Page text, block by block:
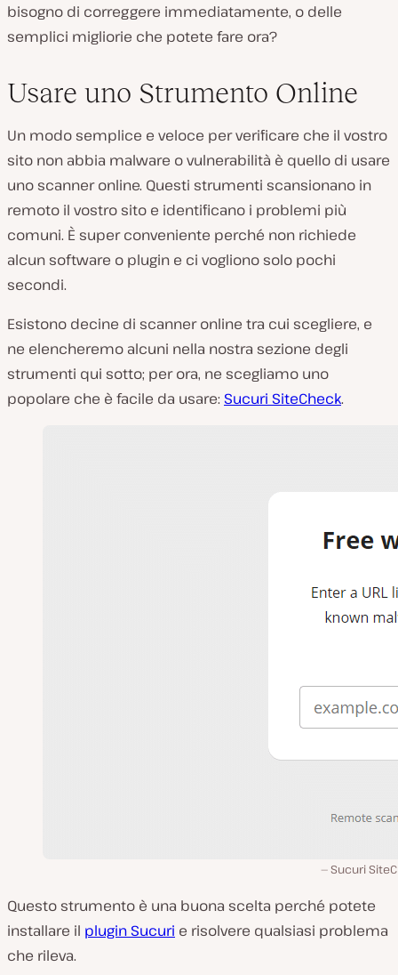
bisogno di correggere immediatamente, o delle
semplici migliorie che potete fare ora?
Usare uno Strumento Online
Un modo semplice e veloce per verificare che il vostro
sito non abbia malware o vulnerabilità è quello di usare
uno scanner online. Questi strumenti scansionano in
remoto il vostro sito e identificano i problemi più
comuni. È super conveniente perché non richiede
alcun software o plugin e ci vogliono solo pochi
secondi.
Esistono decine di scanner online tra cui scegliere, e
ne elencheremo alcuni nella nostra sezione degli
strumenti qui sotto; per ora, ne scegliamo uno
popolare che è facile da usare: Sucuri SiteCheck.
Sucuri
Questo strumento è una buona scelta perché potete
installare il plugin Sucuri e risolvere qualsiasi problema
che rileva.